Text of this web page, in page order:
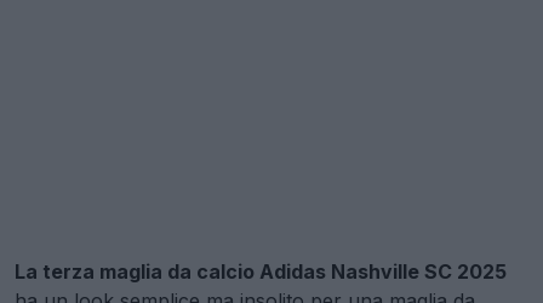
La terza maglia da calcio Adidas Nashville SC 2025